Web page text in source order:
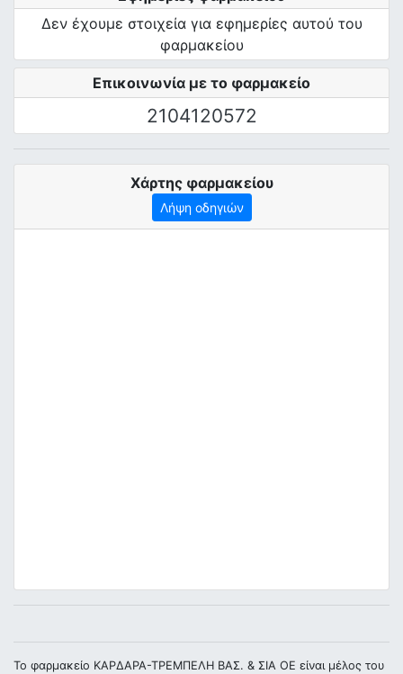
Επικοινωνία με το φαρμακείο
2104120572
Δεν έχουμε στοιχεία για εφημερίες αυτού του
φαρμακείου
Χάρτης φαρμακείου
Λήψη οδηγιών
Το φαρμακείο ΚΑΡΔΑΡΑ-ΤΡΕΜΠΕΛΗ ΒΑΣ. & ΣΙΑ ΟΕ είναι μέλος του